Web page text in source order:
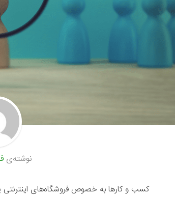
نوشته‌ی
کسب و کارها به خصوص فروشگاه‌های اینترنتی